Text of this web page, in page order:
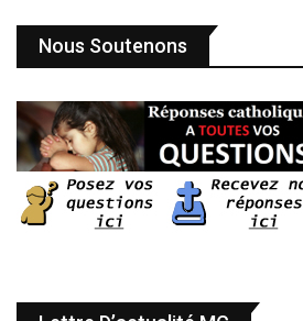
Nous Soutenons